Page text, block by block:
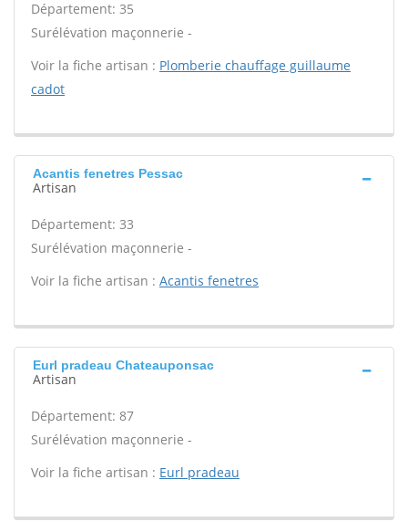
Département: 35
Surélévation maçonnerie -
Voir la fiche artisan : Plomberie chauffage guillaume
cadot
Acantis fenetres Pessac
Artisan
Département: 33
Surélévation maçonnerie -
Voir la fiche artisan : Acantis fenetres
Eurl pradeau Chateauponsac
Artisan
Département: 87
Surélévation maçonnerie -
Voir la fiche artisan : Eurl pradeau